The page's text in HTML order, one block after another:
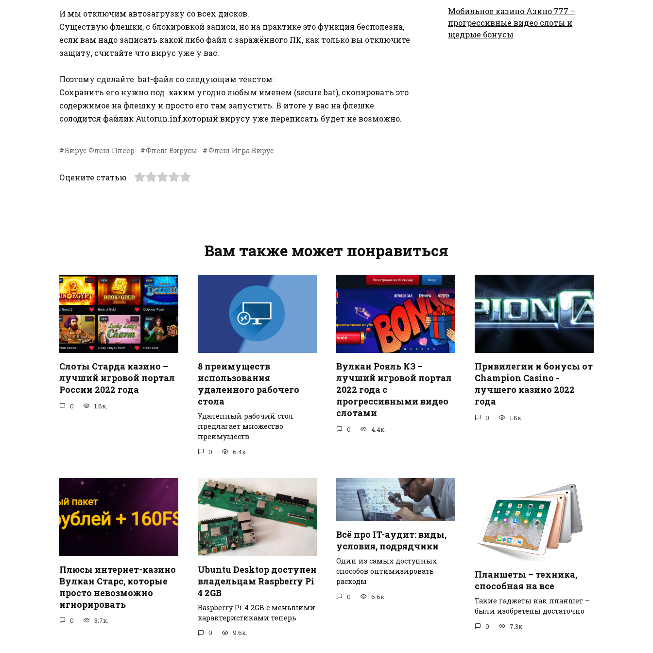
И мы отключим автозагрузку со всех дисков.
Существую флешки, с блокировкой записи, но на практике это функция бесполезна,
если вам надо записать какой либо файл с заражённого ПК, как только вы отключите
защиту, считайте что вирус уже у вас.
Поэтому сделайте bat-файл со следующим текстом:
Сохранить его нужно под каким угодно любым именем (secure.bat), скопировать это
содержимое на флешку и просто его там запустить. В итоге у вас на флешке
солодится файлик Autorun.inf,который вирусу уже переписать будет не возможно.
Вирус Флеш Плеер Флеш Вирусы Флеш Игра Вирус
Оцените статью
Мобильное казино Азино 777 –
прогрессивные видео слоты и
щедрые бонусы
Вам также может понравиться
Слоты Старда казино –
лучший игровой портал
России 2022 года
0 1.6к.
8 преимуществ
использования
удаленного рабочего
стола
Удаленный рабочий стол
предлагает множество
преимуществ
0 6.4к.
Вулкан Рояль КЗ –
лучший игровой портал
2022 года с
прогрессивными видео
слотами
0 4.4к.
Привилегии и бонусы от
Champion Casino -
лучшего казино 2022
года
0 1.8к.
Плюсы интернет-казино
Вулкан Старс, которые
просто невозможно
игнорировать
0 3.7к.
Ubuntu Desktop доступен
владельцам Raspberry Pi
4 2GB
Raspberry Pi 4 2GB с меньшими
характеристиками теперь
0 9.6к.
Всё про IT-аудит: виды,
условия, подрядчики
Один из самых доступных
способов оптимизировать
расходы
0 6.6к.
Планшеты – техника,
способная на все
Такие гаджеты как планшет –
были изобретены достаточно
0 7.3к.